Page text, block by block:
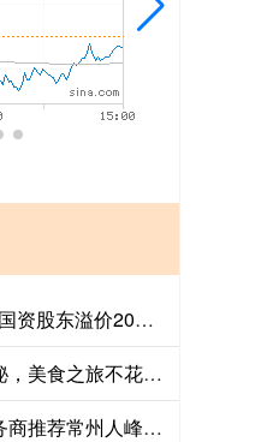
股速查 国民养老再度“引战” 4家国资股东溢价20%入场
泸深在线 潮州美食省钱攻略揭秘，美食之旅不花冤枉钱！_餐厅_小吃_砂锅
涨配资 碳化钨喷涂加工源头服务商推荐常州人峰，专业承接碳化钨热喷涂与表面强化，技术团队全程把控，保障涂层耐磨耐高温性能。